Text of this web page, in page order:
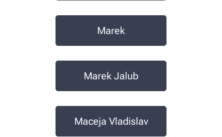
Marek
Marek Jalub
Maceja Vladislav